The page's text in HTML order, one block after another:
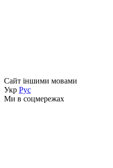
Сайт іншими мовами
Укр Рус
Ми в соцмережах